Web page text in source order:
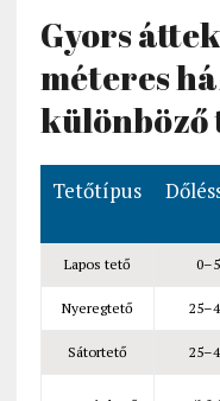
Gyors
méteres
Tetőtípus
Lapos tető
Nyeregtető
Sátortető